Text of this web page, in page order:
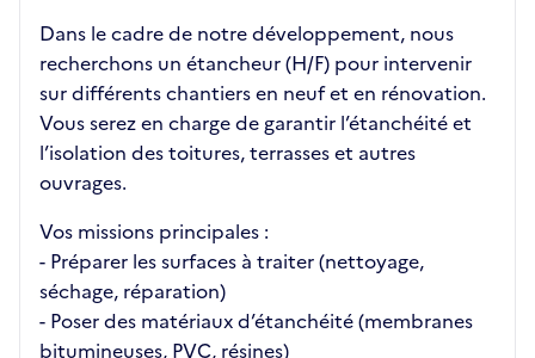
Dans le cadre de notre développement, nous
recherchons un étancheur (H/F) pour intervenir
sur différents chantiers en neuf et en rénovation.
Vous serez en charge de garantir l’étanchéité et
l’isolation des toitures, terrasses et autres
ouvrages.
Vos missions principales :
- Préparer les surfaces à traiter (nettoyage,
séchage, réparation)
- Poser des matériaux d’étanchéité (membranes
bitumineuses, PVC, résines)